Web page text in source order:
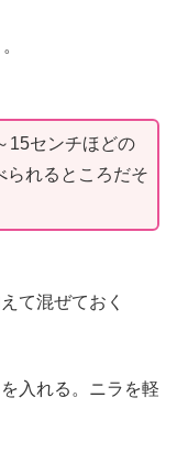
15センチほどの
られるところだそ
て混ぜておく
入れる。ニラを軽